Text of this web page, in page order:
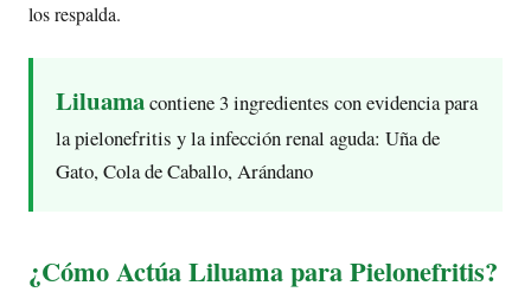
los respalda.
Liluamacontiene 3 ingredientes con evidencia para
la pielonefritis y la infección renal aguda: Uña de
Gato, Cola de Caballo, Arándano
¿Cómo Actúa Liluama para Pielonefritis?